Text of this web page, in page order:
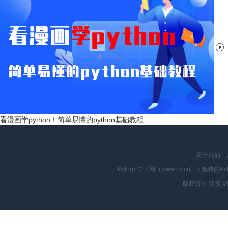

看漫画学python！简单易懂的python基础教程
关于我们
Python学习网（www.py.cn） - 免费的
版权所有 江苏